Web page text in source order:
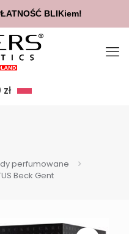
zł
perfumowane
Beck Gent
BLIKiem!